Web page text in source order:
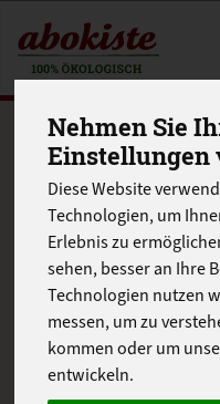
Nehmen Sie
Einstellungen
Diese Website
Technologien, um
Erlebnis zu
sehen, besser an Ihre
Technologien nutzen
messen, um zu
kommen oder um
entwickeln.